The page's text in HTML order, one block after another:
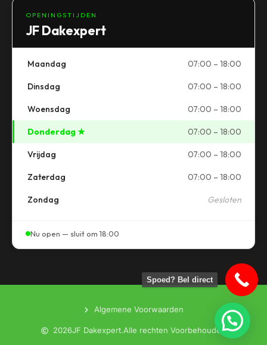
OPENINGSTIJDEN
JF Dakexpert
Maandag 07:00 – 18:00
Dinsdag 07:00 – 18:00
Woensdag 07:00 – 18:00
Donderdag ★ 07:00 – 18:00
Vrijdag 07:00 – 18:00
Zaterdag 07:00 – 18:00
Zondag Gesloten
Nu open — sluit om 18:00
Algemene Voorwaarden
2026JF Dakexpert.Alle rechten Voorbehouden
Spoed? Bel direct